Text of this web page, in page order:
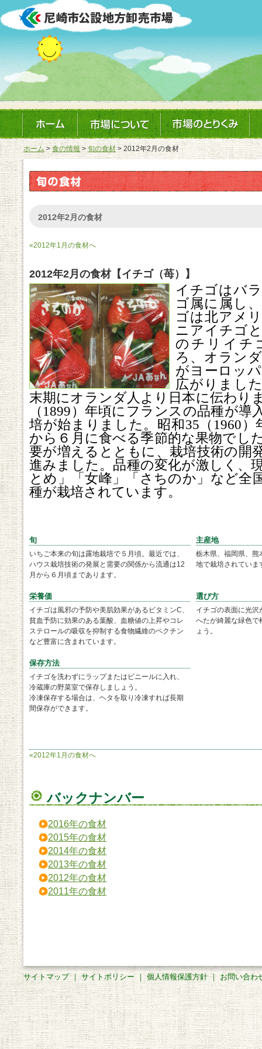
ホーム> 食の情報>旬の食材> 2012年2月の食材
2012年2月の食材
«2012年1月の食材へ
2012年2月の食材【イチゴ（苺）】
イチゴはバ
ゴ属に属し
ゴは北アメ
ニアイチゴ
のチリイチ
ろ、オラン
がヨーロッ
広がりまし
末期にオランダ人より日本に伝わり
（1899）年頃にフランスの品種が導
培が始まりました。昭和35（1960
から６月に食べる季節的な果物でし
要が増えるとともに、栽培技術の開
進みました。品種の変化が激しく、
とめ」「女峰」「さちのか」など全
種が栽培されています。
旬
いちご本来の旬は露地栽培で５月頃。最近では、
ハウス栽培技術の発展と需要の関係から流通は12
月から６月頃まであります。
主産地
栃木県、福岡県、熊
地で栽培されていま
栄養価
イチゴは風邪の予防や美肌効果があるビタミンC、
貧血予防に効果のある葉酸、血糖値の上昇やコレ
ステロールの吸収を抑制する食物繊維のペクチン
など豊富に含まれています。
選び方
イチゴの表面に光沢
へたが綺麗な緑色で
ょう。
保存方法
イチゴを洗わずにラップまたはビニールに入れ、
冷蔵庫の野菜室で保存しましょう。
冷凍保存する場合は、ヘタを取り冷凍すれば長期
間保存ができます。
«2012年1月の食材へ
バックナンバー
2016年の食材
2015年の食材
2014年の食材
2013年の食材
2012年の食材
2011年の食材
サイトマップ｜サイトポリシー｜個人情報保護方針｜お問い合わ